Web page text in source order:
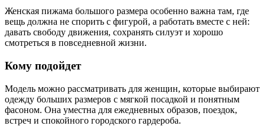
Женская пижама большого размера особенно важна там, где
вещь должна не спорить с фигурой, а работать вместе с ней:
давать свободу движения, сохранять силуэт и хорошо
смотреться в повседневной жизни.
Кому подойдет
Модель можно рассматривать для женщин, которые выбирают
одежду больших размеров с мягкой посадкой и понятным
фасоном. Она уместна для ежедневных образов, поездок,
встреч и спокойного городского гардероба.